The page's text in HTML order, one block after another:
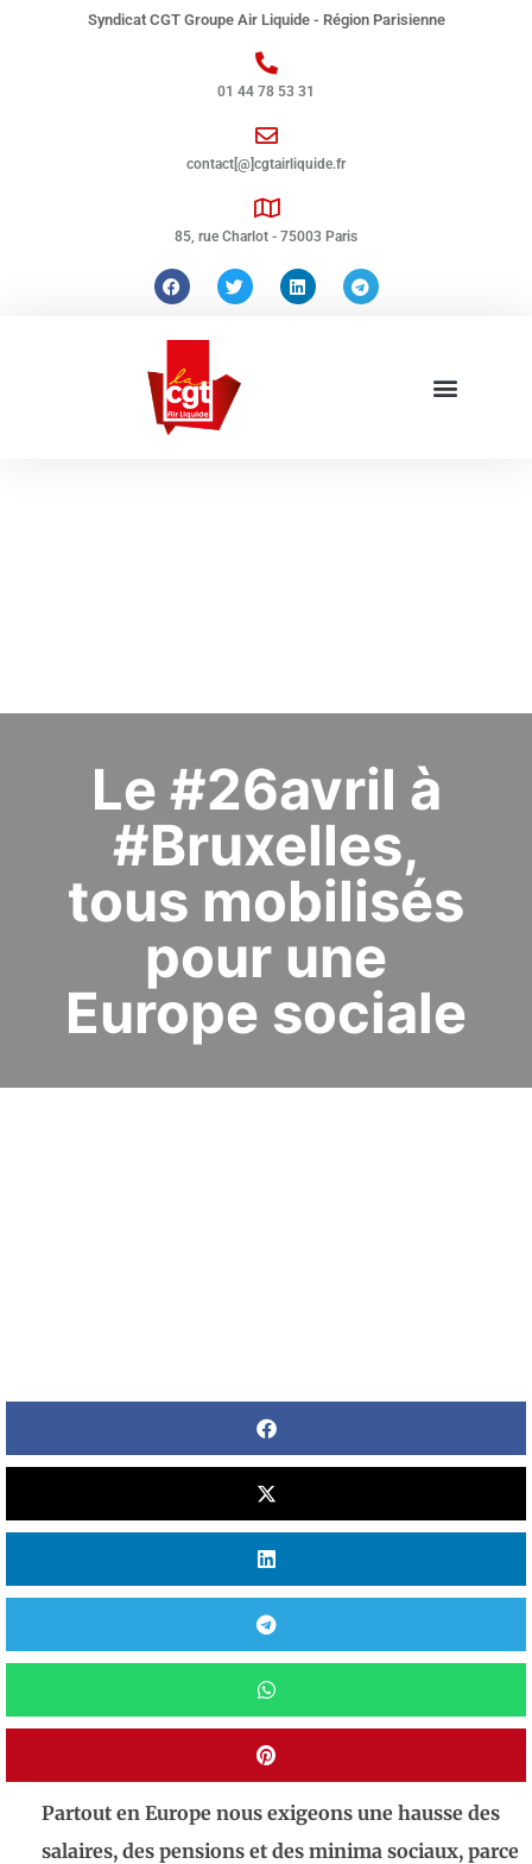
Syndicat CGT Groupe Air Liquide - Région Parisienne
01 44 78 53 31
contact[@]cgtairliquide.fr
85, rue Charlot - 75003 Paris
Le #26avril à
#Bruxelles,
tous mobilisés
pour une
Europe sociale
Partout en Europe nous exigeons une hausse des
salaires, des pensions et des minima sociaux, parce